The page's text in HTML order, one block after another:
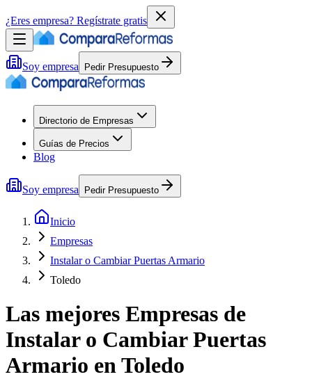
¿Eres empresa? Regístrate gratis
Soy empresa Pedir Presupuesto
Directorio de Empresas
Guías de Precios
Blog
Soy empresa Pedir Presupuesto
Inicio
Empresas
Instalar o Cambiar Puertas Armario
Toledo
Las mejores Empresas de
Instalar o Cambiar Puertas
Armario enToledo